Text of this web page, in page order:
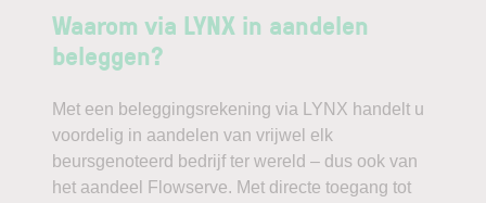
Waarom via LYNX in aandelen
beleggen?
Met een beleggingsrekening via LYNX handelt u
voordelig in aandelen van vrijwel elk
beursgenoteerd bedrijf ter wereld – dus ook van
het aandeel Flowserve. Met directe toegang tot